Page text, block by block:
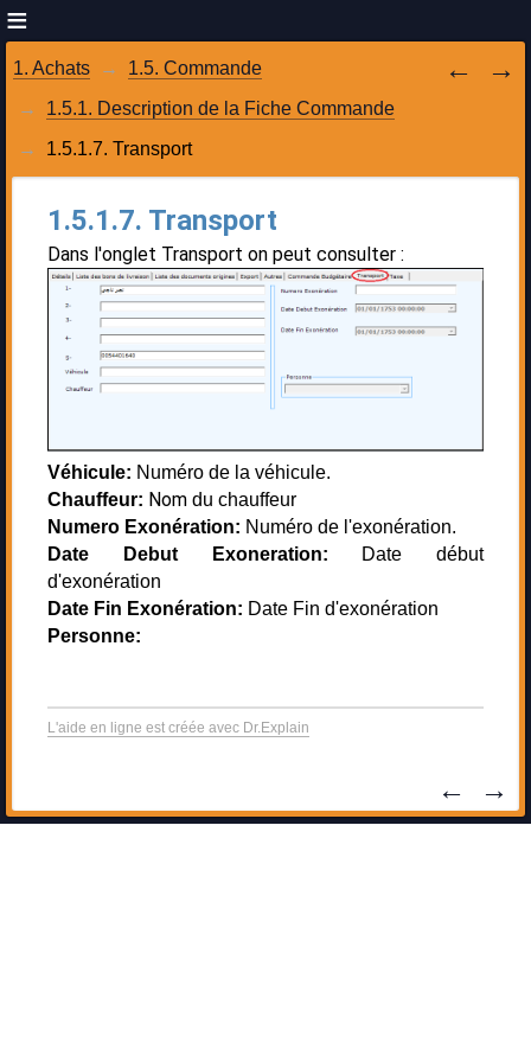
1. Achats
1.5. Commande
1.5.1. Description de la Fiche Commande
1.5.1.7. Transport
1.5.1.7. Transport
Dans l'onglet Transport on peut consulter :
Véhicule: Numéro de la véhicule.
Chauffeur: Nom du chauffeur
Numero Exonération: Numéro de l'exonération.
Date Debut Exoneration:
Date début
d'exonération
Date Fin Exonération: Date Fin d'exonération
Personne:
L'aide en ligne est créée avec Dr.Explain